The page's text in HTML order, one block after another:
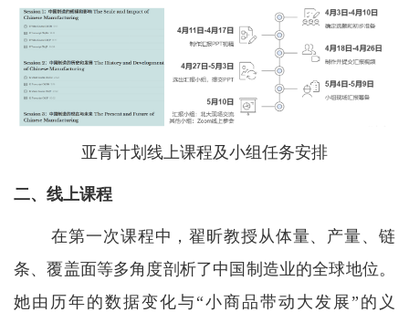
亚青计划线上课程及小组任务安排
二、线上课程
在第一次课程中，翟昕教授从体量、产量、链
条、覆盖面等多角度剖析了中国制造业的全球地位。
她由历年的数据变化与“小商品带动大发展”的义